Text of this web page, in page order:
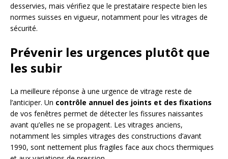
desservies, mais vérifiez que le prestataire respecte bien les
normes suisses en vigueur, notamment pour les vitrages de
sécurité.
Prévenir les urgences plutôt que
les subir
La meilleure réponse à une urgence de vitrage reste de
l’anticiper. Un contrôle annuel des joints et des fixations
de vos fenêtres permet de détecter les fissures naissantes
avant qu’elles ne se propagent. Les vitrages anciens,
notamment les simples vitrages des constructions d’avant
1990, sont nettement plus fragiles face aux chocs thermiques